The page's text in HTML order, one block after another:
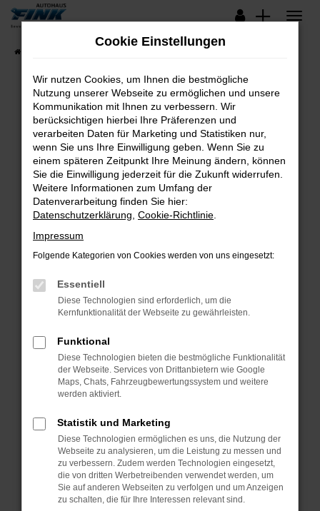
Zum
springen
Lagerfahrzeuge
Fehler: Network Error
Beim Laden ist ein Fehler aufgetreten.
Hier sind ein paar Tipps, die dir helfen können:
Überprüfe deine Firewall und deine
Internetverbindung.
Laden andere Webseiten, zum Beispiel deine
Suchmaschine?
Prüfe deine Browsererweiterungen.
können das Laden bestimmter Seiten
verhindern. Funktioniert die Seite in einem
anderen Browser oder in einem privaten
Starte dein Gerät neu.
Das kann manchmal helfen, vorübergehende
Probleme zu beheben.
Betriebssystem auf dem neuesten Stand
sind.
Veraltete Software birgt nicht nur ein
Sicherheitsrisiko, sondern kann auch dazu
führen, dass bestimmte Funktionen nicht mehr
unterstützt werden.
Cookie Einstellungen
Wir nutzen Cookies, um Ihnen die bestmögliche
Nutzung unserer Webseite zu ermöglichen und unsere
Kommunikation mit Ihnen zu verbessern. Wir
berücksichtigen hierbei Ihre Präferenzen und
verarbeiten Daten für Marketing und Statistiken nur,
wenn Sie uns Ihre Einwilligung geben. Wenn Sie zu
einem späteren Zeitpunkt Ihre Meinung ändern, können
Sie die Einwilligung jederzeit für die Zukunft widerrufen.
Weitere Informationen zum Umfang der
Datenverarbeitung finden Sie hier:
Datenschutzerklärung Cookie-Richtlinie
Impressum
Folgende Kategorien von Cookies werden von uns eingesetzt:
Essentiell
Diese Technologien sind erforderlich, um die
Kernfunktionalität der Webseite zu gewährleisten.
Funktional
Diese Technologien bieten die bestmögliche Funktionalität
der Webseite. Services von Drittanbietern wie Google
Maps, Chats, Fahrzeugbewertungssystem und weitere
werden aktiviert.
Statistik und Marketing
Diese Technologien ermöglichen es uns, die Nutzung der
Webseite zu analysieren, um die Leistung zu messen und
zu verbessern. Zudem werden Technologien eingesetzt,
die von dritten Werbetreibenden verwendet werden, um
Sie auf anderen Webseiten zu verfolgen und um Anzeigen
zu schalten, die für Ihre Interessen relevant sind.